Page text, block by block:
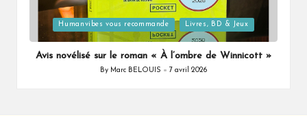
Posted
in
Humanvibes vous recommande Livres, BD & Jeux
Avis novélisé sur le roman « À l’ombre de Winnicott »
Posted
By Marc BELOUIS 7 avril 2026